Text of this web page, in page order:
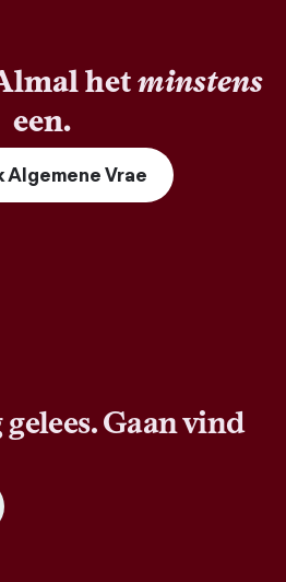
hetminstens
een.
Algemene Vrae
gelees. Gaan vind